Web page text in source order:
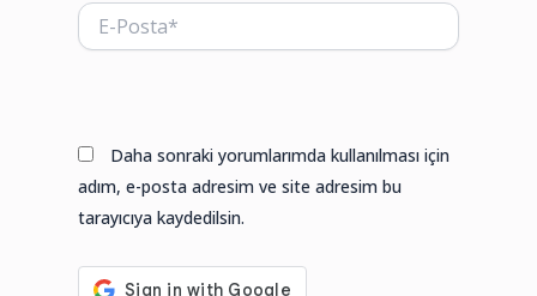
E-
Posta*
Daha sonraki yorumlarımda kullanılması için
adım, e-posta adresim ve site adresim bu
tarayıcıya kaydedilsin.